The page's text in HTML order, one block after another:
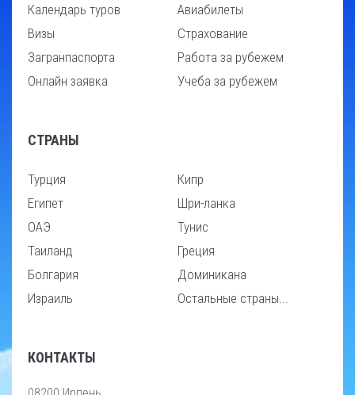
Календарь туров
Визы
Загранпаспорта
Онлайн заявка
Авиабилеты
Страхование
Работа за рубежем
Учеба за рубежем
СТРАНЫ
Турция
Египет
ОАЭ
Таиланд
Болгария
Израиль
Кипр
Шри-ланка
Тунис
Греция
Доминикана
Остальные страны...
КОНТАКТЫ